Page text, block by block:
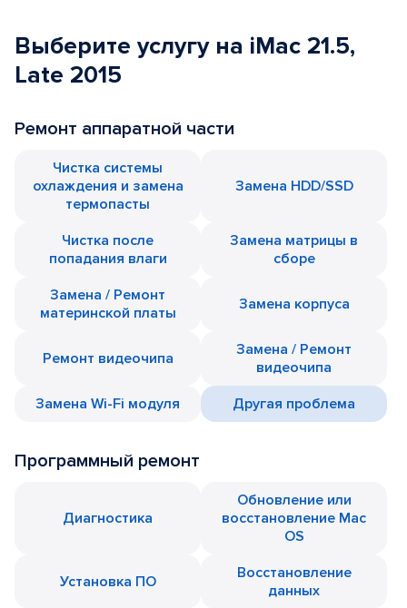
Выберите услугу на iMac 21.5,
Late 2015
Ремонт аппаратной части
Чистка системы
охлаждения и замена
термопасты
Замена HDD/SSD
Чистка после
попадания влаги
Замена матрицы в
сборе
Замена / Ремонт
материнской платы
Замена корпуса
Ремонт видеочипа
Замена / Ремонт
видеочипа
Замена Wi-Fi модуля
Другая проблема
Программный ремонт
Диагностика
Обновление или
восстановление Mac
OS
Установка ПО
Восстановление
данных